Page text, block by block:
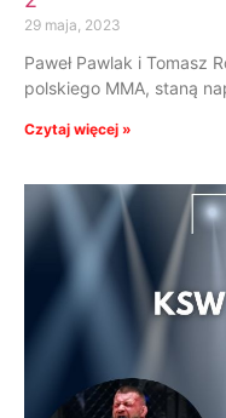
29 maja, 2023
Paweł Pawlak i Tomasz
polskiego MMA, staną
Czytaj więcej »